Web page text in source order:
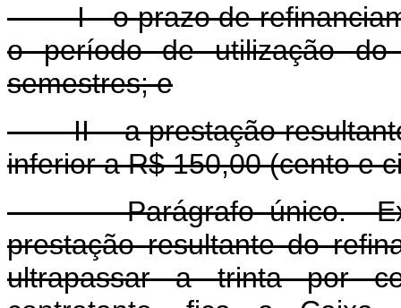
I - o prazo de
o período de utilização do
semestres; e
II - a prestação resultante
inferior a R$ 150,00 (cento e
Parágrafo único.
prestação resultante do
ultrapassar a trinta por